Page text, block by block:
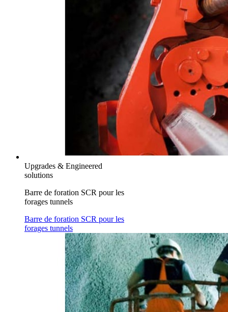
Upgrades & Engineered
solutions
Barre de foration SCR pour les
forages tunnels
Barre de foration SCR pour les
forages tunnels